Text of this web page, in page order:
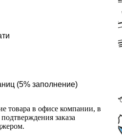
(5% заполнение)
товара в офисе компании, в
заказа